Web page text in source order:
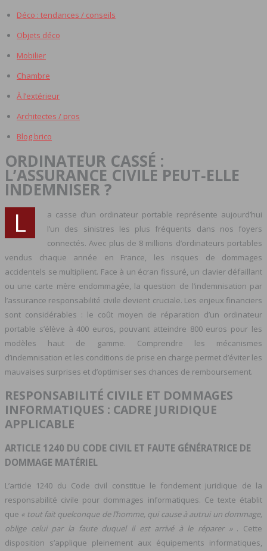
Déco : tendances / conseils
Objets déco
Mobilier
Chambre
À l’extérieur
Architectes / pros
Blog brico
ORDINATEUR CASSÉ :
L’ASSURANCE CIVILE PEUT‑ELLE
INDEMNISER ?
L
a casse d’un ordinateur portable représente aujourd’hui
l’un des sinistres les plus fréquents dans nos foyers
connectés. Avec plus de 8 millions d’ordinateurs portables
vendus chaque année en France, les risques de dommages
accidentels se multiplient. Face à un écran fissuré, un clavier défaillant
ou une carte mère endommagée, la question de l’indemnisation par
l’assurance responsabilité civile devient cruciale. Les enjeux financiers
sont considérables : le coût moyen de réparation d’un ordinateur
portable s’élève à 400 euros, pouvant atteindre 800 euros pour les
modèles haut de gamme. Comprendre les mécanismes
d’indemnisation et les conditions de prise en charge permet d’éviter les
mauvaises surprises et d’optimiser ses chances de remboursement.
RESPONSABILITÉ CIVILE ET DOMMAGES
INFORMATIQUES : CADRE JURIDIQUE
APPLICABLE
ARTICLE 1240 DU CODE CIVIL ET FAUTE GÉNÉRATRICE DE
DOMMAGE MATÉRIEL
L’article 1240 du Code civil constitue le fondement juridique de la
responsabilité civile pour dommages informatiques. Ce texte établit
que « tout fait quelconque de l’homme, qui cause à autrui un dommage,
oblige celui par la faute duquel il est arrivé à le réparer » . Cette
disposition s’applique pleinement aux équipements informatiques,